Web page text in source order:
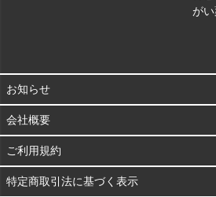
が
お知らせ
会社概要
ご利用規約
特定商取引法に基づく表示